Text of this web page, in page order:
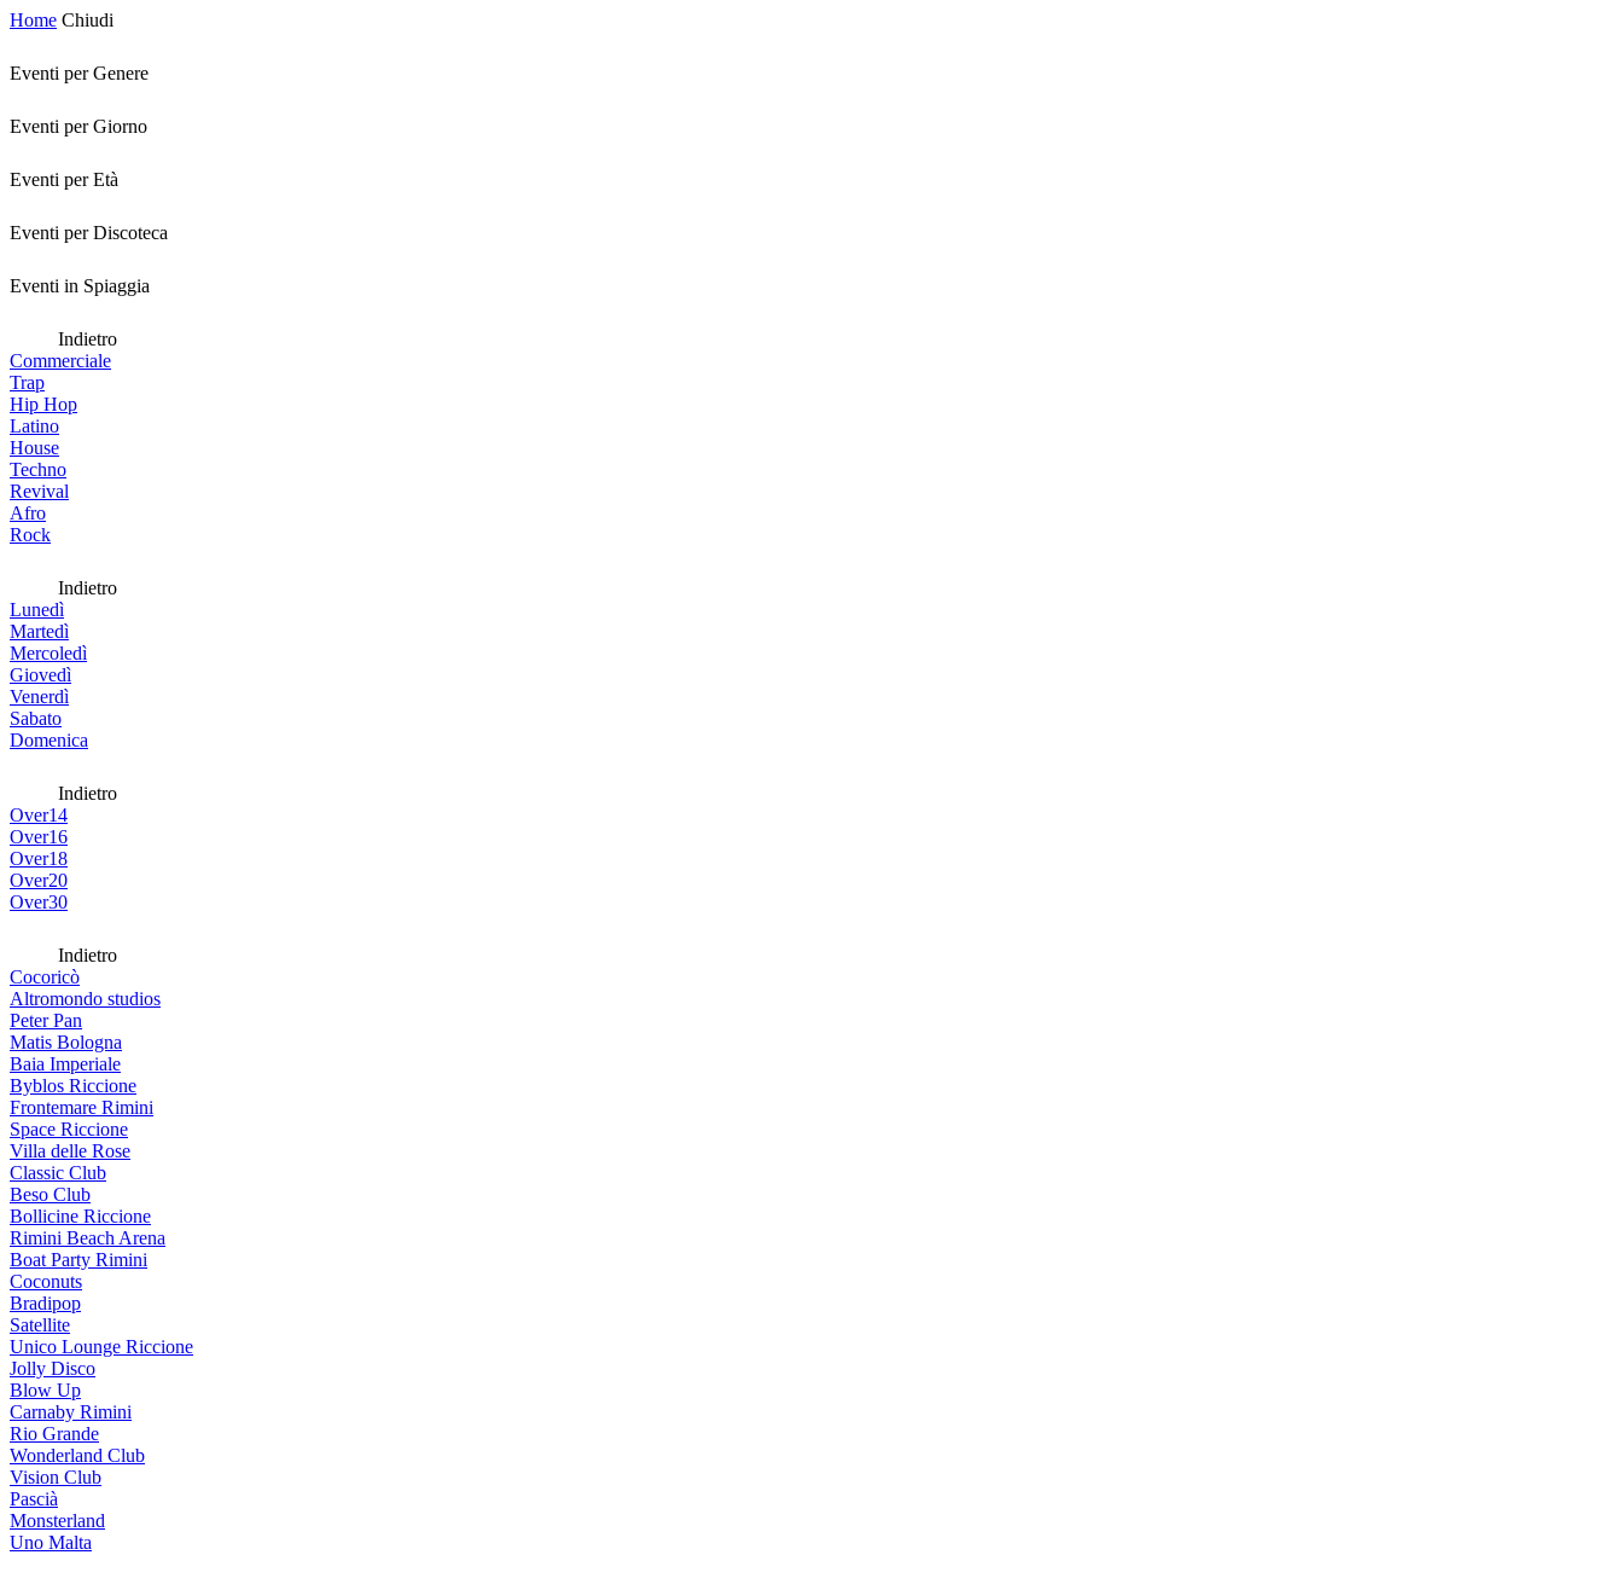
Home Chiudi
Eventi per Genere
Eventi per Giorno
Eventi per Età
Eventi per Discoteca
Eventi in Spiaggia
Indietro
Commerciale
Trap
Hip Hop
Latino
House
Techno
Revival
Afro
Rock
Indietro
Lunedì
Martedì
Mercoledì
Giovedì
Venerdì
Sabato
Domenica
Indietro
Over14
Over16
Over18
Over20
Over30
Indietro
Cocoricò
Altromondo studios
Peter Pan
Matis Bologna
Baia Imperiale
Byblos Riccione
Frontemare Rimini
Space Riccione
Villa delle Rose
Classic Club
Beso Club
Bollicine Riccione
Rimini Beach Arena
Boat Party Rimini
Coconuts
Bradipop
Satellite
Unico Lounge Riccione
Jolly Disco
Blow Up
Carnaby Rimini
Rio Grande
Wonderland Club
Vision Club
Pascià
Monsterland
Uno Malta